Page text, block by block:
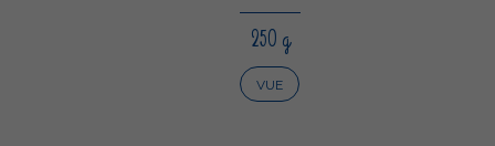
250 g
VUE